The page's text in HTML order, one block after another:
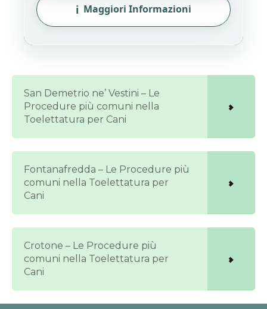
ℹ️ Maggiori Informazioni
San Demetrio ne’ Vestini – Le
Procedure più comuni nella
Toelettatura per Cani
Fontanafredda – Le Procedure più
comuni nella Toelettatura per
Cani
Crotone – Le Procedure più
comuni nella Toelettatura per
Cani